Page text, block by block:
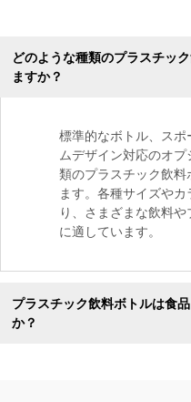
どのような種類のプラスチッ
ますか？
標準的なボトル、ス
ムデザイン対応のオ
類のプラスチック飲
ます。各種サイズや
り、さまざまな飲料
に適しています。
プラスチック飲料ボトルは食
か？